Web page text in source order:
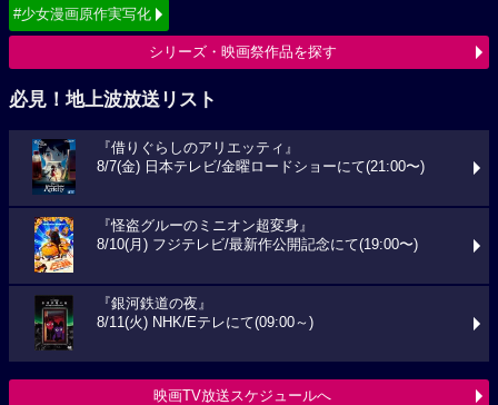
#少女漫画原作実写化
シリーズ・映画祭作品を探す
必見！地上波放送リスト
『借りぐらしのアリエッティ』
8/7(金) 日本テレビ/金曜ロードショーにて(21:00〜)
『怪盗グルーのミニオン超変身』
8/10(月) フジテレビ/最新作公開記念にて(19:00〜)
『銀河鉄道の夜』
8/11(火) NHK/Eテレにて(09:00～)
映画TV放送スケジュールへ